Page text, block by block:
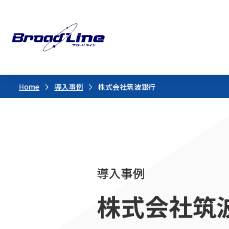
Home 導入事例 株式会社筑波銀行
導入事例
株式会社筑